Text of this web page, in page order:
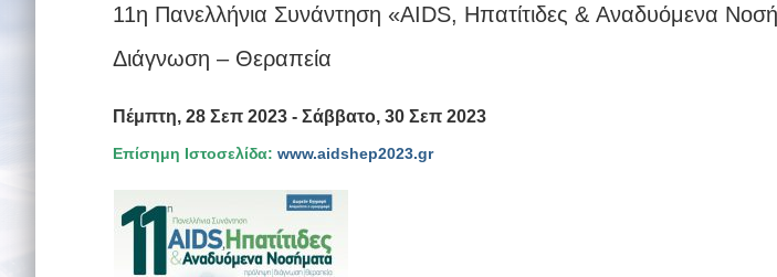
11η Πανελλήνια Συνάντηση «AIDS, Ηπατίτιδες & Aναδυόμενα
Διάγνωση – Θεραπεία
Πέμπτη, 28 Σεπ 2023 - Σάββατο, 30 Σεπ 2023
Επίσημη Ιστοσελίδα: www.aidshep2023.gr